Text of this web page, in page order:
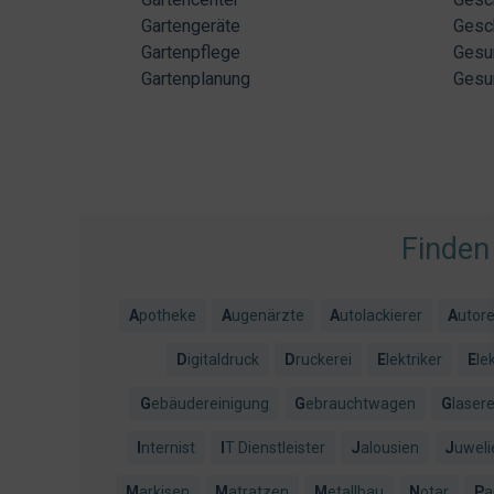
Gartengeräte
Gartenpflege
Gartenplanung
Apotheke Augenärzte Autolackierer
Digitaldruck Druckerei Elektriker
Gebäudereinigung Gebrauchtwagen
Internist IT Dienstleister Jalousien